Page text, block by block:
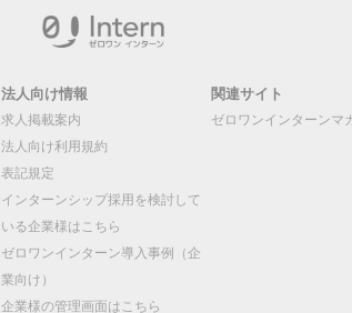
法人向け情報
求人掲載案内
法人向け利用規約
表記規定
インターンシップ採用を検討して
いる企業様はこちら
ゼロワンインターン導入事例（企
業向け）
企業様の管理画面はこちら
関連サイト
ゼロワンインターンマ